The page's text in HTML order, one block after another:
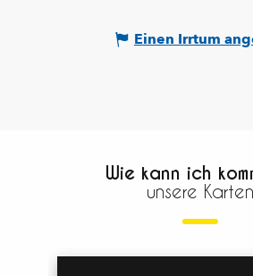
Einen Irrtum
Wie kann ich
unsere Karten